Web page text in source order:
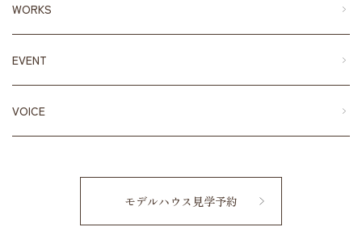
WORKS
EVENT
VOICE
モデルハウス見学予約